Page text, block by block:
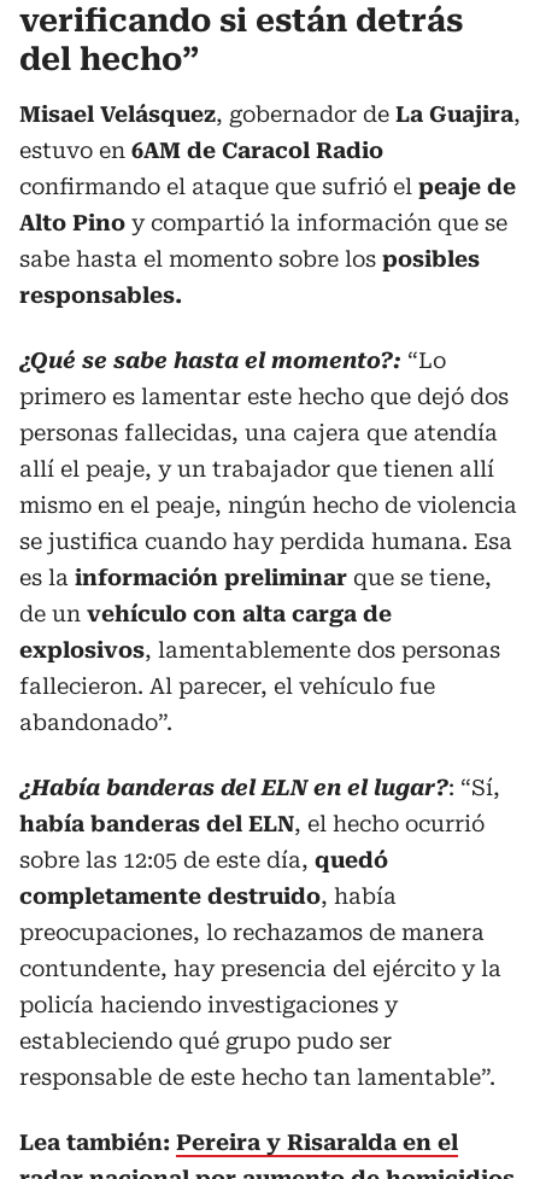
verificando si están detrás
del hecho”
Misael Velásquez, gobernador de La Guajira,
estuvo en 6AM de Caracol Radio
confirmando el ataque que sufrió el peaje de
Alto Pino y compartió la información que se
sabe hasta el momento sobre los posibles
responsables.
¿Qué se sabe hasta el momento?: “Lo
primero es lamentar este hecho que dejó dos
personas fallecidas, una cajera que atendía
allí el peaje, y un trabajador que tienen allí
mismo en el peaje, ningún hecho de violencia
se justifica cuando hay perdida humana. Esa
es la información preliminar que se tiene,
de un vehículo con alta carga de
explosivos, lamentablemente dos personas
fallecieron. Al parecer, el vehículo fue
abandonado”.
¿Había banderas del ELN en el lugar?: “Sí,
había banderas del ELN, el hecho ocurrió
sobre las 12:05 de este día, quedó
completamente destruido, había
preocupaciones, lo rechazamos de manera
contundente, hay presencia del ejército y la
policía haciendo investigaciones y
estableciendo qué grupo pudo ser
responsable de este hecho tan lamentable”.
Lea también: Pereira y Risaralda en el